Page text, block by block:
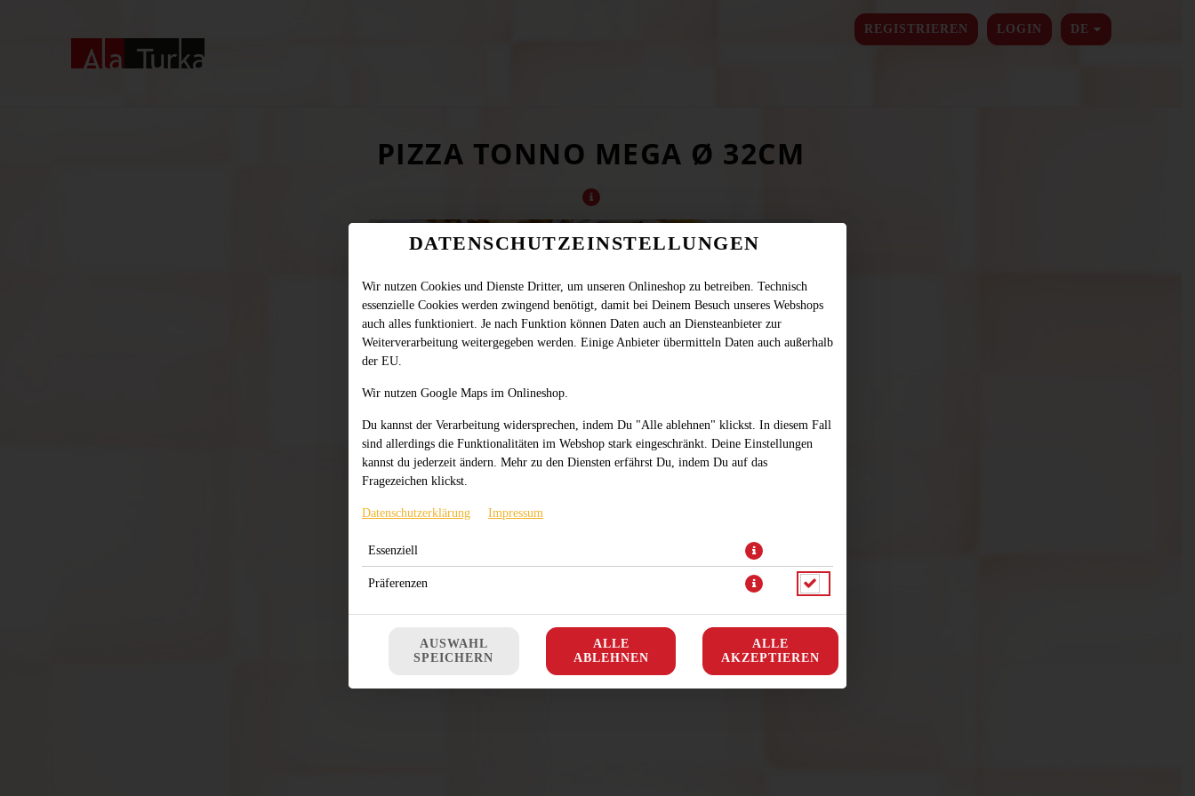
REGISTRIEREN LOGIN DE
SPRACHE
PIZZA TONNO MEGA Ø 32CM
DATENSCHUTZEINSTELLUNGEN
Wir nutzen Cookies und Dienste Dritter, um unseren Onlineshop zu betreiben. Technisch
essenzielle Cookies werden zwingend benötigt, damit bei Deinem Besuch unseres Webshops
auch alles funktioniert. Je nach Funktion können Daten auch an Diensteanbieter zur
Weiterverarbeitung weitergegeben werden. Einige Anbieter übermitteln Daten auch außerhalb
der EU.
Wir nutzen Google Maps im Onlineshop.
Du kannst der Verarbeitung widersprechen, indem Du "Alle ablehnen" klickst. In diesem Fall
sind allerdings die Funktionalitäten im Webshop stark eingeschränkt. Deine Einstellungen
kannst du jederzeit ändern. Mehr zu den Diensten erfährst Du, indem Du auf das
Fragezeichen klickst.
Datenschutzerklärung Impressum
Essenziell
Präferenzen
AUSWAHL
SPEICHERN
ALLE
ABLEHNEN
ALLE
AKZEPTIEREN